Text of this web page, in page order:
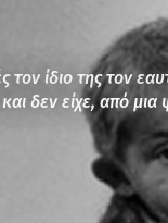
ίδιο της τον
δεν είχε, από